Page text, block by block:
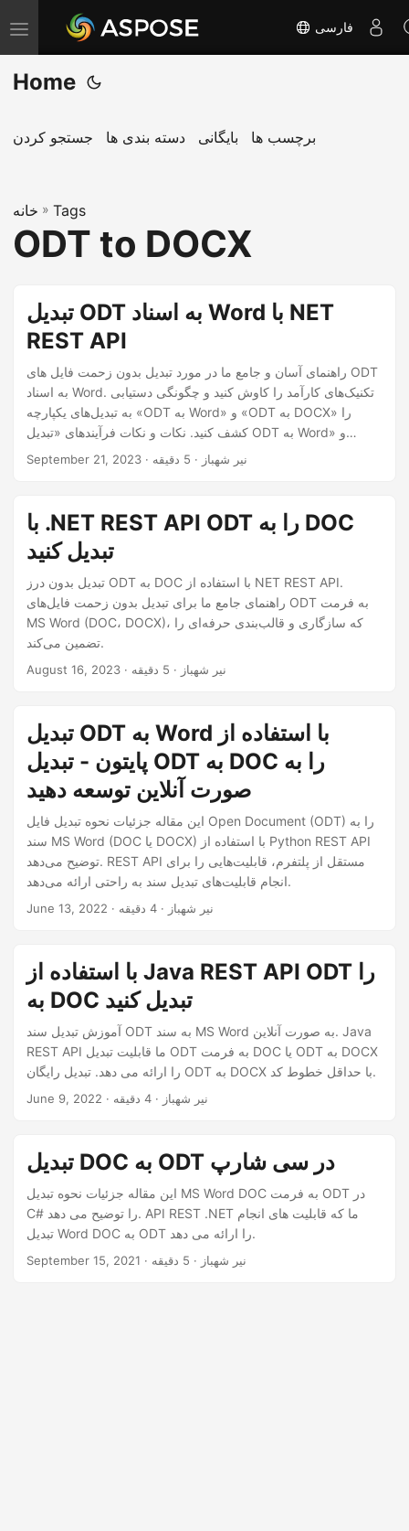
T
o
g
l
a
v
i
فارسی
Home
جستجو کردن دسته بندی ها بایگانی برچسب ها
خانه » Tags
ODT to DOCX
تبدیل ODT به اسناد Word با NET
REST API
راهنمای آسان و جامع ما در مورد تبدیل بدون زحمت فایل های ODT
به اسناد Word. تکنیک‌های کارآمد را کاوش کنید و چگونگی دستیابی
به تبدیل‌های یکپارچه «ODT به Word» و «ODT به DOCX» را
کشف کنید. نکات و نکات فرآیندهای «تبدیل ODT به Word» و
«تبدیل ODT به DOCX» را بیاموزید و به شما این امکان را می‌دهد
September 21, 2023 · نیر شهباز · 5 دقیقه
با .NET REST API ODT را به DOC
تبدیل کنید
تبدیل بدون درز ODT به DOC با استفاده از NET REST API.
راهنمای جامع ما برای تبدیل بدون زحمت فایل‌های ODT به فرمت
MS Word (DOC، DOCX)، که سازگاری و قالب‌بندی حرفه‌ای را
تضمین می‌کند.
August 16, 2023 · نیر شهباز · 5 دقیقه
تبدیل ODT به Word با استفاده از
پایتون - تبدیل ODT به DOC را به
صورت آنلاین توسعه دهید
این مقاله جزئیات نحوه تبدیل فایل Open Document (ODT) را به
سند MS Word (DOC یا DOCX) با استفاده از Python REST API
توضیح می‌دهد. REST API مستقل از پلتفرم، قابلیت‌هایی را برای
انجام قابلیت‌های تبدیل سند به راحتی ارائه می‌دهد.
June 13, 2022 · نیر شهباز · 4 دقیقه
با استفاده از Java REST API ODT را
به DOC تبدیل کنید
آموزش تبدیل سند ODT به سند MS Word به صورت آنلاین. Java
REST API ما قابلیت تبدیل ODT به فرمت DOC یا ODT به DOCX
را ارائه می دهد. تبدیل رایگان ODT به DOCX با حداقل خطوط کد.
June 9, 2022 · نیر شهباز · 4 دقیقه
تبدیل DOC به ODT در سی شارپ
این مقاله جزئیات نحوه تبدیل MS Word DOC به فرمت ODT در
C# را توضیح می دهد. API REST .NET ما که قابلیت های انجام
تبدیل Word DOC به ODT را ارائه می دهد.
September 15, 2021 · نیر شهباز · 5 دقیقه